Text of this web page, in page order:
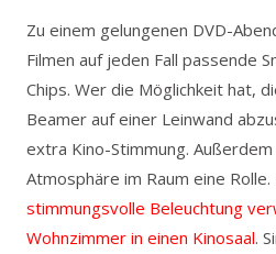
Zu einem gelungenen DVD-
Filmen auf jeden Fall passende
Chips. Wer die Möglichkeit hat,
Beamer auf einer Leinwand
extra Kino-Stimmung.
Atmosphäre im Raum eine
stimmungsvolle Beleuchtung
Wohnzimmer in einen Kinosaal.